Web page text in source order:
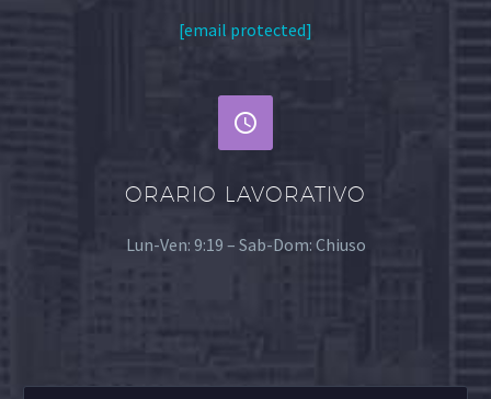
[email protected]


ORARIO LAVORATIVO
Lun-Ven: 9:19 – Sab-Dom: Chiuso